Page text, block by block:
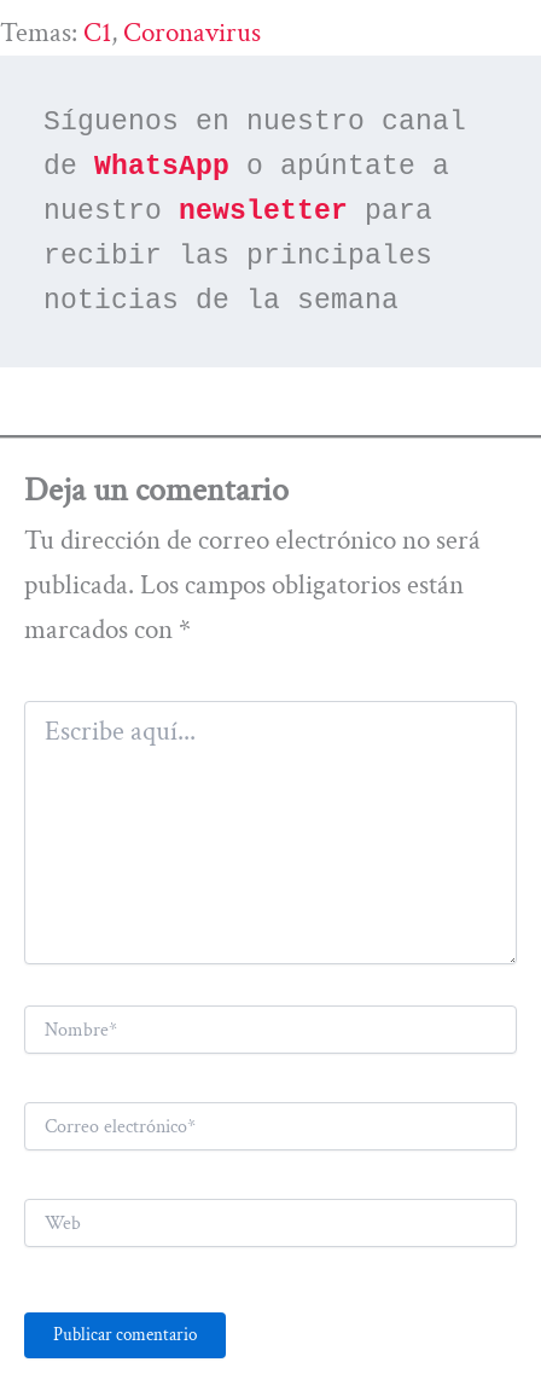
Temas: C1, Coronavirus
Síguenos en nuestro canal
de WhatsApp o apúntate a
nuestro newsletter para
recibir las principales
noticias de la semana
Deja un comentario
Tu dirección de correo electrónico no será
publicada. Los campos obligatorios están
marcados con *
Escribe
aquí...
Correo
electrónico*
Web